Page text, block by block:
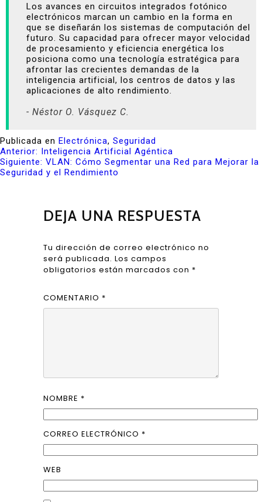
Los avances en circuitos integrados fotónico
electrónicos marcan un cambio en la forma en
que se diseñarán los sistemas de computación del
futuro. Su capacidad para ofrecer mayor velocidad
de procesamiento y eficiencia energética los
posiciona como una tecnología estratégica para
afrontar las crecientes demandas de la
inteligencia artificial, los centros de datos y las
aplicaciones de alto rendimiento.
- Néstor O. Vásquez C.
Publicada en Electrónica, Seguridad
Anterior: Inteligencia Artificial Agéntica
Siguiente: VLAN: Cómo Segmentar una Red para Mejorar la
Seguridad y el Rendimiento
DEJA UNA RESPUESTA
Tu dirección de correo electrónico no
será publicada. Los campos
obligatorios están marcados con *
COMENTARIO *
NOMBRE *
CORREO ELECTRÓNICO *
WEB